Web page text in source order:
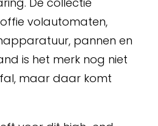
volautomaten,
pannen en
is het merk nog niet
maar daar komt